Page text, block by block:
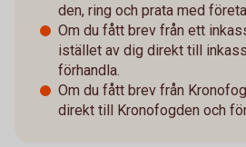
den, ring och prata med
Om du fått brev från ett
istället av dig direkt till
förhandla.
Om du fått brev från
direkt till Kronofogden och